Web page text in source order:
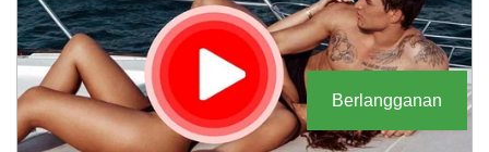
Berlangganan